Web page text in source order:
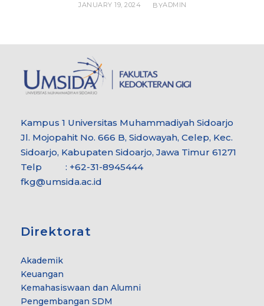
JANUARY 19, 2024 BYADMIN
Kampus 1 Universitas Muhammadiyah Sidoarjo
Jl. Mojopahit No. 666 B, Sidowayah, Celep, Kec.
Sidoarjo, Kabupaten Sidoarjo, Jawa Timur 61271
Telp : +62-31-8945444
fkg@umsida.ac.id
Direktorat
Akademik
Keuangan
Kemahasiswaan dan Alumni
Pengembangan SDM